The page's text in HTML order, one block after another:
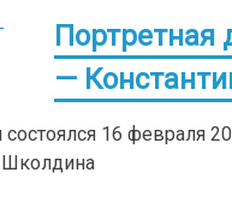
Портретная
—
16 февраля